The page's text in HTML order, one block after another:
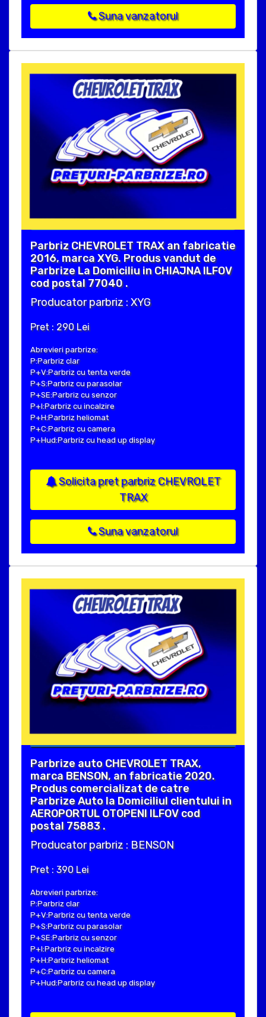
Suna vanzatorul
Parbriz CHEVROLET TRAX an fabricatie
2016, marca XYG. Produs vandut de
Parbrize La Domiciliu in CHIAJNA ILFOV
cod postal 77040 .
Producator parbriz : XYG
Pret : 290 Lei
Abrevieri parbrize:
P:Parbriz clar
P+V:Parbriz cu tenta verde
P+S:Parbriz cu parasolar
P+SE:Parbriz cu senzor
P+I:Parbriz cu incalzire
P+H:Parbriz heliomat
P+C:Parbriz cu camera
P+Hud:Parbriz cu head up display
Solicita pret parbriz CHEVROLET
TRAX
Suna vanzatorul
Parbrize auto CHEVROLET TRAX,
marca BENSON, an fabricatie 2020.
Produs comercializat de catre
Parbrize Auto la Domiciliul clientului in
AEROPORTUL OTOPENI ILFOV cod
postal 75883 .
Producator parbriz : BENSON
Pret : 390 Lei
Abrevieri parbrize:
P:Parbriz clar
P+V:Parbriz cu tenta verde
P+S:Parbriz cu parasolar
P+SE:Parbriz cu senzor
P+I:Parbriz cu incalzire
P+H:Parbriz heliomat
P+C:Parbriz cu camera
P+Hud:Parbriz cu head up display